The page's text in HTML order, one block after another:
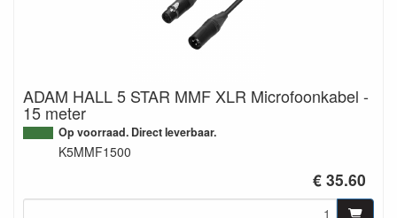
ADAM HALL 5 STAR MMF XLR Microfoonkabel -
15 meter
Op voorraad. Direct leverbaar.
K5MMF1500
€ 35.60